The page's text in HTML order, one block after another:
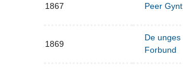
1867 Peer Gynt
1869
De unges
Forbund